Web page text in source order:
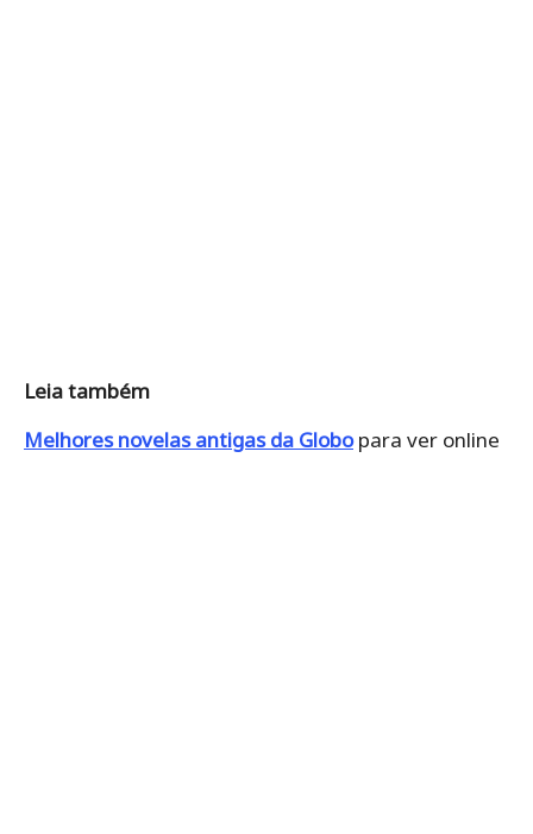
Leia também
Melhores novelas antigas da Globopara ver online